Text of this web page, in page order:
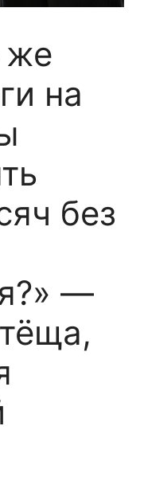
же
на
без
—